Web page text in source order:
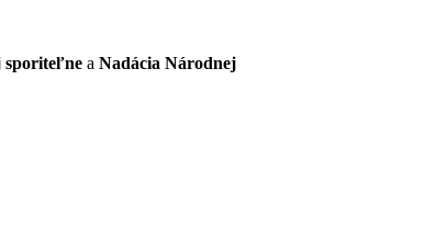
sporiteľne a Nadácia Národnej